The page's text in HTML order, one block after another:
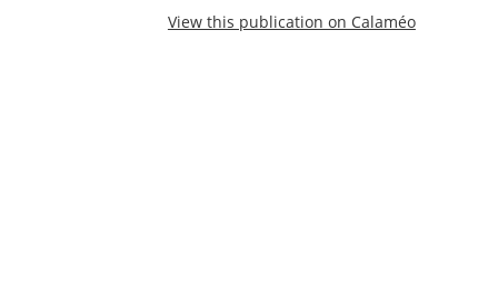
View this publication on Calaméo